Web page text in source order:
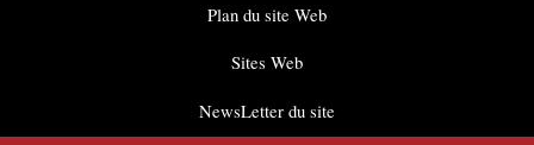
Plan du site Web
Sites Web
NewsLetter du site